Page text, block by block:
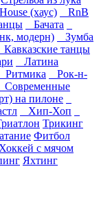
(хаус)
RnB
Бачата
модерн)
Зумба
Кавказские танцы
Латина
Ритмика
Рок-н-
Современные
на пилоне
Хип-Хоп
Трикинг
Фитбол
Хоккей с мячом
Яхтинг